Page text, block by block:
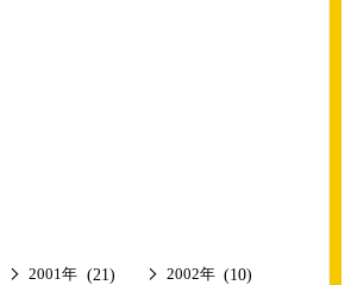
2001年 (21) 2002年 (10)